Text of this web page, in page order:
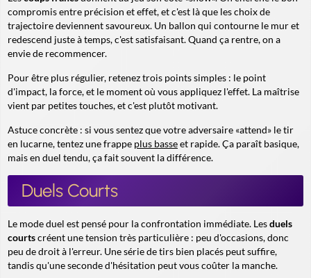
compromis entre précision et effet, et c'est là que les choix de
trajectoire deviennent savoureux. Un ballon qui contourne le mur et
redescend juste à temps, c'est satisfaisant. Quand ça rentre, on a
envie de recommencer.
Pour être plus régulier, retenez trois points simples : le point
d'impact, la force, et le moment où vous appliquez l'effet. La maîtrise
vient par petites touches, et c'est plutôt motivant.
Astuce concrète : si vous sentez que votre adversaire «attend» le tir
en lucarne, tentez une frappe plus basseet rapide. Ça paraît basique,
mais en duel tendu, ça fait souvent la différence.
Duels Courts
Le mode duel est pensé pour la confrontation immédiate. Lesduels
courtscréent une tension très particulière : peu d'occasions, donc
peu de droit à l'erreur. Une série de tirs bien placés peut suffire,
tandis qu'une seconde d'hésitation peut vous coûter la manche.